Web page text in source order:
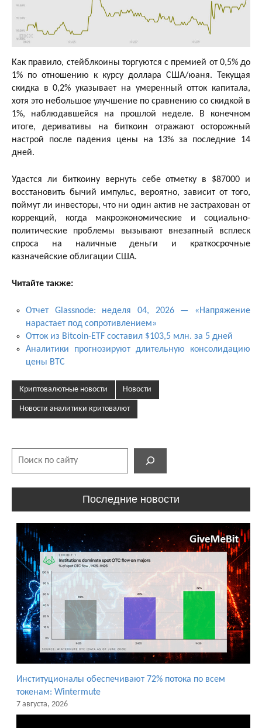
Как правило, стейблкоины торгуются с премией от 0,5% до
1% по отношению к курсу доллара США/юаня. Текущая
скидка в 0,2% указывает на умеренный отток капитала,
хотя это небольшое улучшение по сравнению со скидкой в
​​1%, наблюдавшейся на прошлой неделе. В конечном
итоге, деривативы на биткоин отражают осторожный
настрой после падения цены на 13% за последние 14
дней.
Удастся ли биткоину вернуть себе отметку в $87000 и
восстановить бычий импульс, вероятно, зависит от того,
поймут ли инвесторы, что ни один актив не застрахован от
коррекций, когда макроэкономические и социально-
политические проблемы вызывают внезапный всплеск
спроса на наличные деньги и краткосрочные
казначейские облигации США.
Читайте также:
Отчет Glassnode: неделя 04, 2026 — «Напряжение
нарастает под сопротивлением»
Отток из Bitcoin-ETF составил $103,5 млн. за 5 дней
Аналитики прогнозируют длительную консолидацию
цены BTC
Криптовалютные новости Новости
Новости аналитики критовалют
Последние новости
Институционалы обеспечивают 72% потока по всем
токенам: Wintermute
7 августа, 2026